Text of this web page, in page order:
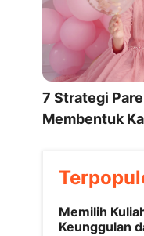
7 Strategi
Membentuk
Memilih
Keunggulan